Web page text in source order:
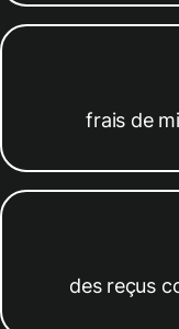
frais de
des reçus